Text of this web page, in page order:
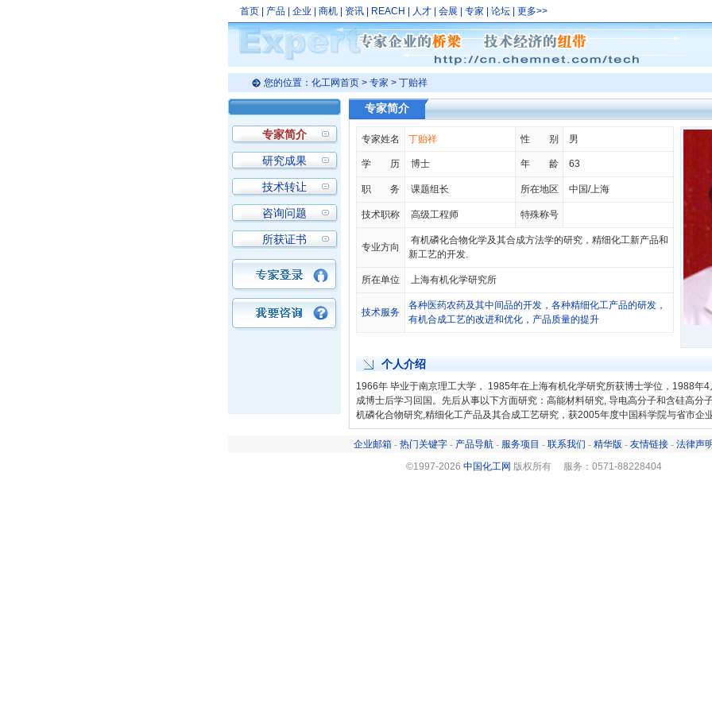
首页 产品 企业 商机 资讯 REACH 人才 会展 专家 论坛 更多>>
您的位置： 化工网首页 > 专家 > 丁贻祥
专家简介
研究成果
技术转让
咨询问题
所获证书
专家简介
专家姓名 丁贻祥 性 别 男
学 历 博士 年 龄 63
职 务 课题组长 所在地区 中国/上海
技术职称 高级工程师 特殊称号
专业方向
有机磷化合物化学及其合成方法学的研究，精细化工新产品和
新工艺的开发.
所在单位 上海有机化学研究所
技术服务
各种医药农药及其中间品的开发，各种精细化工产品的研发，
有机合成工艺的改进和优化，产品质量的提升
个人介绍
1966年 毕业于南京理工大学， 1985年在上海有机化学研究所获博士学位，1988年
成博士后学习回国。先后从事以下方面研究：高能材料研究, 导电高分子和含硅高分
机磷化合物研究,精细化工产品及其合成工艺研究，获2005年度中国科学院与省市企
企业邮箱 - 热门关键字 - 产品导航 - 服务项目 - 联系我们 - 精华版 - 友情链接 - 法律声
©1997-2026 中国化工网 版权所有 服务：0571-88228404